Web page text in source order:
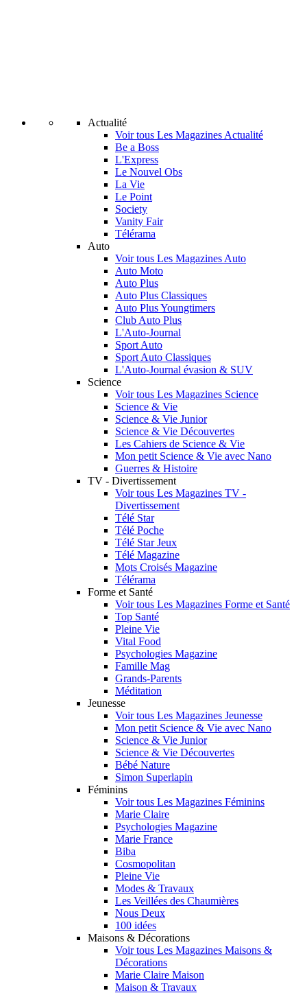
Actualité
Voir tous Les Magazines Actualité
Be a Boss
L'Express
Le Nouvel Obs
La Vie
Le Point
Society
Vanity Fair
Télérama
Auto
Voir tous Les Magazines Auto
Auto Moto
Auto Plus
Auto Plus Classiques
Auto Plus Youngtimers
Club Auto Plus
L'Auto-Journal
Sport Auto
Sport Auto Classiques
L'Auto-Journal évasion & SUV
Science
Voir tous Les Magazines Science
Science & Vie
Science & Vie Junior
Science & Vie Découvertes
Les Cahiers de Science & Vie
Mon petit Science & Vie avec Nano
Guerres & Histoire
TV - Divertissement
Voir tous Les Magazines TV -
Divertissement
Télé Star
Télé Poche
Télé Star Jeux
Télé Magazine
Mots Croisés Magazine
Télérama
Forme et Santé
Voir tous Les Magazines Forme et Santé
Top Santé
Pleine Vie
Vital Food
Psychologies Magazine
Famille Mag
Grands-Parents
Méditation
Jeunesse
Voir tous Les Magazines Jeunesse
Mon petit Science & Vie avec Nano
Science & Vie Junior
Science & Vie Découvertes
Bébé Nature
Simon Superlapin
Féminins
Voir tous Les Magazines Féminins
Marie Claire
Psychologies Magazine
Marie France
Biba
Cosmopolitan
Pleine Vie
Modes & Travaux
Les Veillées des Chaumières
Nous Deux
100 idées
Maisons & Décorations
Voir tous Les Magazines Maisons &
Décorations
Marie Claire Maison
Maison & Travaux